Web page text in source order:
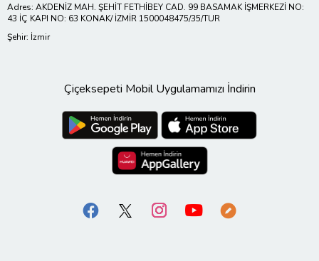
Adres: AKDENİZ MAH. ŞEHİT FETHİBEY CAD. 99 BASAMAK İŞMERKEZİ NO:
43 İÇ KAPI NO: 63 KONAK/ İZMİR 1500048475/35/TUR
Şehir: İzmir
Çiçeksepeti Mobil Uygulamamızı İndirin